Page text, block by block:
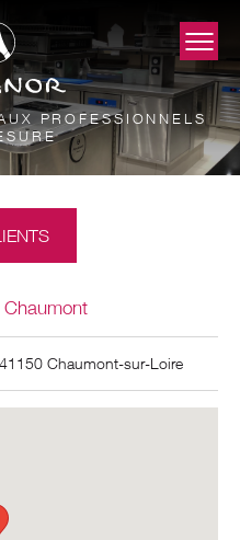
PROFESSIONNELS
Chaumont-sur-Loire